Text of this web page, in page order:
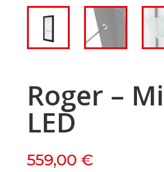
Roger –
LED
559,00 €